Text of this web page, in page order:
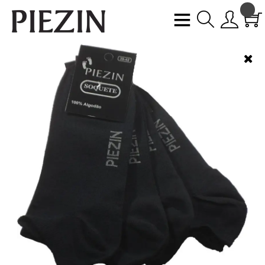
Homewear
Pantyhoses
Swimwear
Underware
Meios
Expedição
Métodos
de
Pagamento